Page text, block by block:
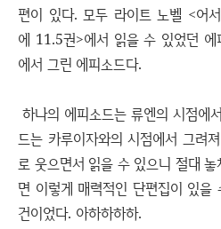
편이 있다. 모두 라이트 노벨 <어
에 11.5권>에서 읽을 수 있었던 에
에서 그린 에피소드다.
하나의 에피소드는 류엔의 시점에
드는 카루이자와의 시점에서 그려
로 웃으면서 읽을 수 있으니 절대
면 이렇게 매력적인 단편집이 있
건이었다. 아하하하하.